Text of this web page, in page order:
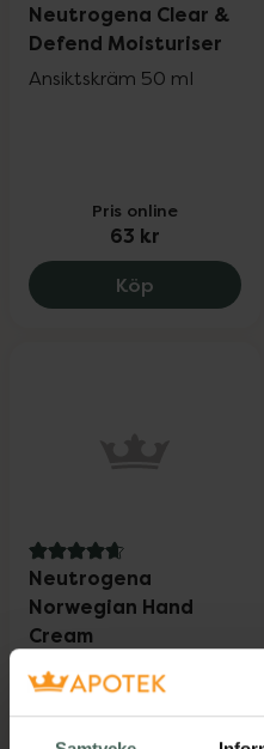
Neutrogena Clear &
Defend Moisturiser
Ansiktskräm 50 ml
Pris online
63 kr
Köp
4.7 av 5 i omdöme
Neutrogena
Norwegian Hand
Cream
Oparfymerad
handkräm 50 ml